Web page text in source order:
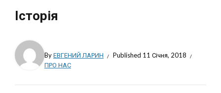
Історія
ByЕВГЕНИЙ ЛАРИН Published 11 Січня, 2018
ПРО НАС